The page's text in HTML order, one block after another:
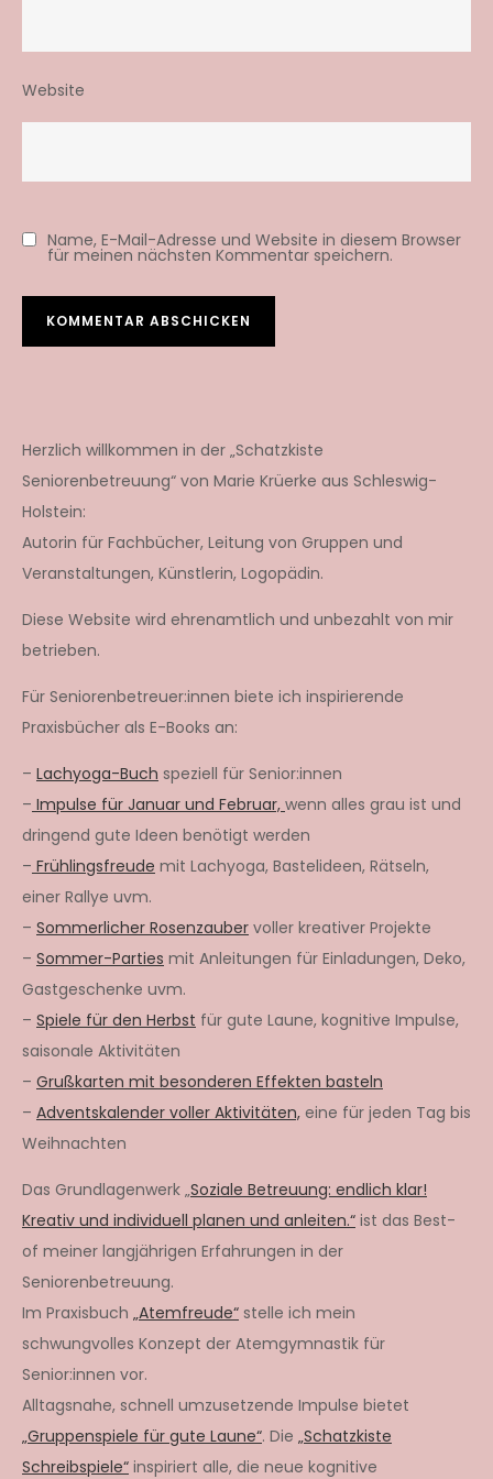
Website
Name, E-Mail-Adresse und Website in diesem Browser
für meinen nächsten Kommentar speichern.
Herzlich willkommen in der „Schatzkiste
Seniorenbetreuung“ von Marie Krüerke aus Schleswig-
Holstein:
Autorin für Fachbücher, Leitung von Gruppen und
Veranstaltungen, Künstlerin, Logopädin.
Diese Website wird ehrenamtlich und unbezahlt von mir
betrieben.
Für Seniorenbetreuer:innen biete ich inspirierende
Praxisbücher als E-Books an:
– Lachyoga-Buch speziell für Senior:innen
– Impulse für Januar und Februar, wenn alles grau ist und
dringend gute Ideen benötigt werden
– Frühlingsfreude mit Lachyoga, Bastelideen, Rätseln,
einer Rallye uvm.
– Sommerlicher Rosenzauber voller kreativer Projekte
– Sommer-Parties mit Anleitungen für Einladungen, Deko,
Gastgeschenke uvm.
– Spiele für den Herbst für gute Laune, kognitive Impulse,
saisonale Aktivitäten
– Grußkarten mit besonderen Effekten basteln
– Adventskalender voller Aktivitäten, eine für jeden Tag bis
Weihnachten
Das Grundlagenwerk „Soziale Betreuung: endlich klar!
Kreativ und individuell planen und anleiten.“ ist das Best-
of meiner langjährigen Erfahrungen in der
Seniorenbetreuung.
Im Praxisbuch „Atemfreude“ stelle ich mein
schwungvolles Konzept der Atemgymnastik für
Senior:innen vor.
Alltagsnahe, schnell umzusetzende Impulse bietet
„Gruppenspiele für gute Laune“. Die „Schatzkiste
Schreibspiele“ inspiriert alle, die neue kognitive